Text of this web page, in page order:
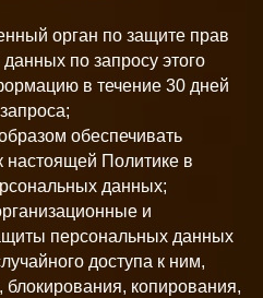
орган по защите прав
по запросу этого
в течение 30 дней
обеспечивать
настоящей Политике в
данных;
и
персональных данных
доступа к ним,
копирования,